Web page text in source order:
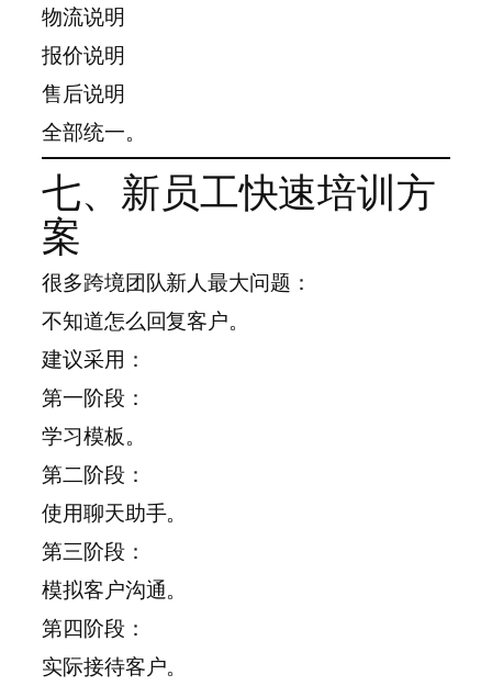
物流说明
报价说明
售后说明
全部统一。
七、新员工快速培训方
案
很多跨境团队新人最大问题：
不知道怎么回复客户。
建议采用：
第一阶段：
学习模板。
第二阶段：
使用聊天助手。
第三阶段：
模拟客户沟通。
第四阶段：
实际接待客户。